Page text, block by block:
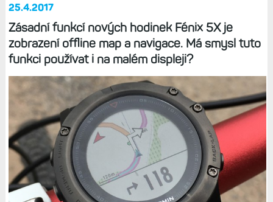
25.4.2017
Zásadní funkcí nových hodinek Fénix 5X je
zobrazení offline map a navigace. Má smysl tuto
funkci používat i na malém displeji?